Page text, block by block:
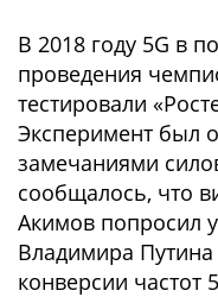
В 2018 году 5G в
проведения
тестировали
Эксперимент был
замечаниями
сообщалось, что
Акимов попросил
Владимира
конверсии частот